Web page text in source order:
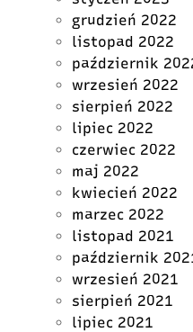
grudzień 2022
listopad 2022
październik
wrzesień 2022
sierpień 2022
lipiec 2022
czerwiec 2022
maj 2022
kwiecień 2022
marzec 2022
listopad 2021
październik
wrzesień 2021
sierpień 2021
lipiec 2021